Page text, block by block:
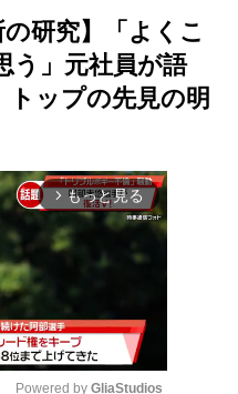
の研究】「よくこ
う」元社員が語
ップの先見の明
arrow_forward_ios もっと見る
Powered by GliaStudios